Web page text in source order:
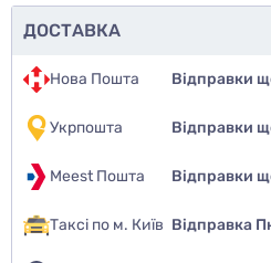
ДОСТАВКА
Нова Пошта Відправки
Укрпошта Відправки
Meest Пошта Відправки
Таксі по м. Київ Відправка